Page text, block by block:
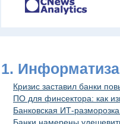
1.
Кризис заставил банки
ПО для финсектора: как
Банковская ИТ-